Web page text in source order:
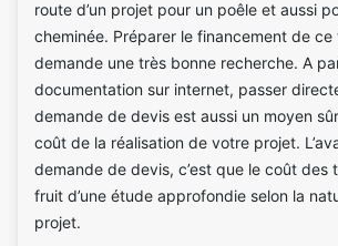
route d’un projet pour un poêle et aussi
cheminée. Préparer le financement de
demande une très bonne recherche. A
documentation sur internet, passer
demande de devis est aussi un moyen
coût de la réalisation de votre projet.
demande de devis, c’est que le coût des
fruit d’une étude approfondie selon la
projet.